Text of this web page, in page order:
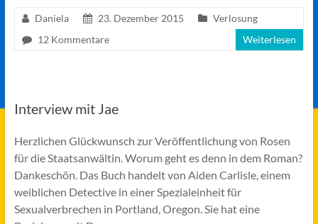
Daniela 23. Dezember 2015
Verlosung
12 Kommentare
Weiterlesen
Interview mit Jae
Herzlichen Glückwunsch zur Veröffentlichung von Rosen
für die Staatsanwältin. Worum geht es denn in dem Roman?
Dankeschön. Das Buch handelt von Aiden Carlisle, einem
weiblichen Detective in einer Spezialeinheit für
Sexualverbrechen in Portland, Oregon. Sie hat eine